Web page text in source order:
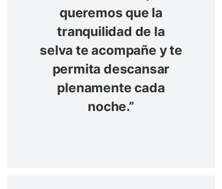
queremos que la
tranquilidad de la
selva te acompañe y te
permita descansar
plenamente cada
noche.”